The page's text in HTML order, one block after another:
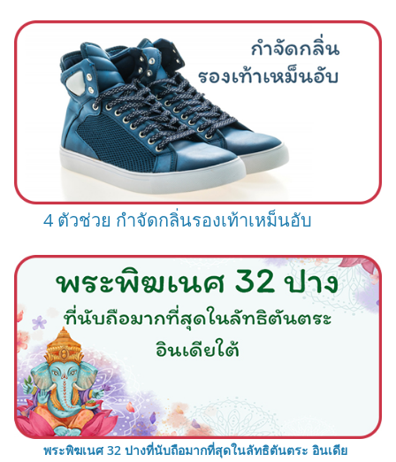
4 ตัวช่วย กำจัดกลิ่นรองเท้าเหม็นอับ
พระพิฆเนศ 32 ปางที่นับถือมากที่สุดในลัทธิตันตระ อินเดีย